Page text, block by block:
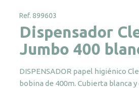
Ref. 899603
Dispensador
Jumbo 400
DISPENSADOR papel higiénico
bobina de 400m. Cubierta blanca y